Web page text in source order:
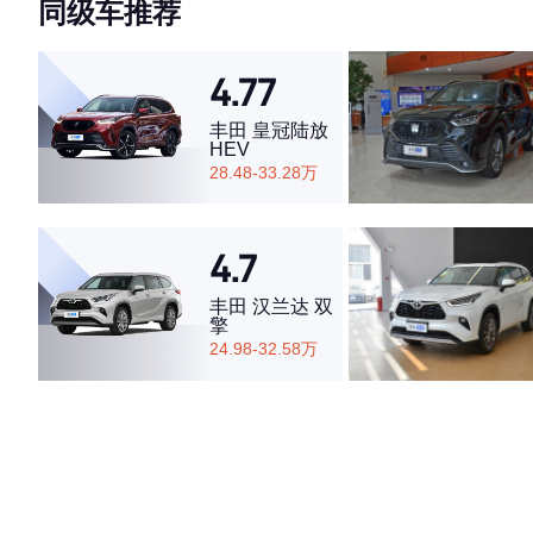
·外观表现一般，低于57%同级车
·内饰表现一般，低于61%同级车
·空间表现一般，低于98%同级车
同级车推荐
4.77
丰田 皇冠陆放
HEV
28.48-33.28万
4.7
丰田 汉兰达 双
擎
24.98-32.58万